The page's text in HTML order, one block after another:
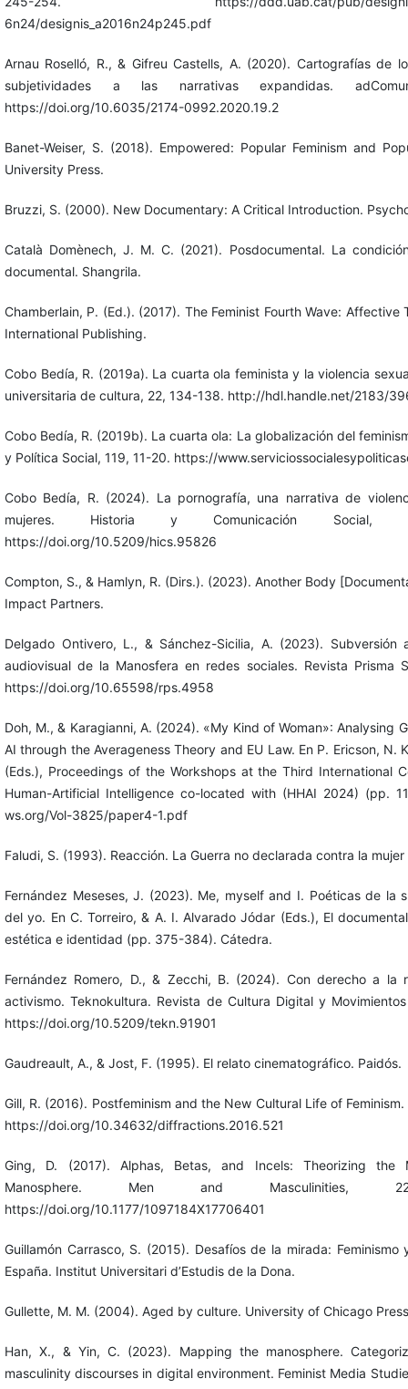
6n24/designis_a2016n24p245.pdf
Arnau Roselló, R., & Gifreu Castells, A. (2020). Cartografías de
subjetividades a las narrativas expandidas.
https://doi.org/10.6035/2174-0992.2020.19.2
Banet-Weiser, S. (2018). Empowered: Popular Feminism and
University Press.
Bruzzi, S. (2000). New Documentary: A Critical Introduction.
Català Domènech, J. M. C. (2021). Posdocumental. La
documental. Shangrila.
Chamberlain, P. (Ed.). (2017). The Feminist Fourth Wave: Affective
International Publishing.
Cobo Bedía, R. (2019a). La cuarta ola feminista y la violencia
universitaria de cultura, 22, 134-138. http://hdl.handle.net/2183/
Cobo Bedía, R. (2019b). La cuarta ola: La globalización del
y Política Social, 119, 11-20. https://
Cobo Bedía, R. (2024). La pornografía, una narrativa de
mujeres. Historia y Comunicación Social,
https://doi.org/10.5209/hics.95826
Compton, S., & Hamlyn, R. (Dirs.). (2023). Another Body
Impact Partners.
Delgado Ontivero, L., & Sánchez-Sicilia, A. (2023). Subversión
audiovisual de la Manosfera en redes sociales. Revista Prisma
https://doi.org/10.65598/rps.4958
Doh, M., & Karagianni, A. (2024). «My Kind of Woman»: Analysing
AI through the Averageness Theory and EU Law. En P. Ericson, N.
(Eds.), Proceedings of the Workshops at the Third International
Human-Artificial Intelligence co-located with (HHAI 2024) (pp.
ws.org/Vol-3825/paper4-1.pdf
Faludi, S. (1993). Reacción. La Guerra no declarada contra la
Fernández Meseses, J. (2023). Me, myself and I. Poéticas de la
del yo. En C. Torreiro, & A. I. Alvarado Jódar (Eds.), El
estética e identidad (pp. 375-384). Cátedra.
Fernández Romero, D., & Zecchi, B. (2024). Con derecho a la
activismo. Teknokultura. Revista de Cultura Digital y
https://doi.org/10.5209/tekn.91901
Gaudreault, A., & Jost, F. (1995). El relato cinematográfico. Paidós.
Gill, R. (2016). Postfeminism and the New Cultural Life of
https://doi.org/10.34632/diffractions.2016.521
Ging, D. (2017). Alphas, Betas, and Incels: Theorizing the
Manosphere. Men and Masculinities,
https://doi.org/10.1177/1097184X17706401
Guillamón Carrasco, S. (2015). Desafíos de la mirada:
España. Institut Universitari d’Estudis de la Dona.
Gullette, M. M. (2004). Aged by culture. University of Chicago
Han, X., & Yin, C. (2023). Mapping the manosphere.
masculinity discourses in digital environment. Feminist Media